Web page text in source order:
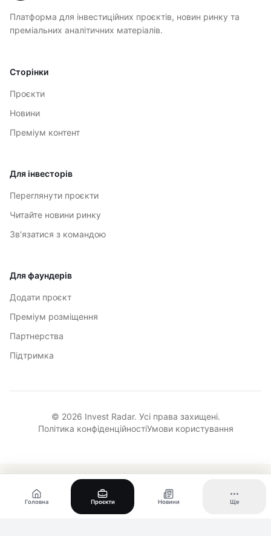
Платформа для інвестиційних проєктів, новин ринку та
преміальних аналітичних матеріалів.
Сторінки
Проєкти
Новини
Преміум контент
Для інвесторів
Переглянути проєкти
Читайте новини ринку
Зв'язатися з командою
Для фаундерів
Додати проєкт
Преміум розміщення
Партнерства
Підтримка
© 2026 Invest Radar. Усі права захищені.
Політика конфіденційностіУмови користування
Головна Проєкти Новини Ще